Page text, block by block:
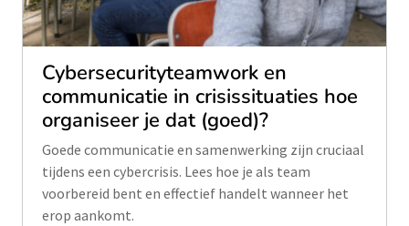
Cybersecurityteamwork en
communicatie in crisissituaties hoe
organiseer je dat (goed)?
Goede communicatie en samenwerking zijn cruciaal
tijdens een cybercrisis. Lees hoe je als team
voorbereid bent en effectief handelt wanneer het
erop aankomt.